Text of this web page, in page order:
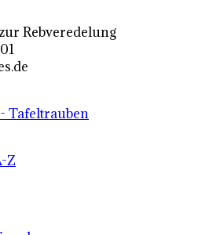
Rebveredelung
Tafeltrauben
Z